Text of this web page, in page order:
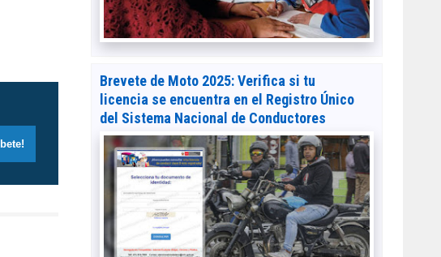
Brevete de Moto 2025: Verifica si tu
licencia se encuentra en el Registro Único
del Sistema Nacional de Conductores